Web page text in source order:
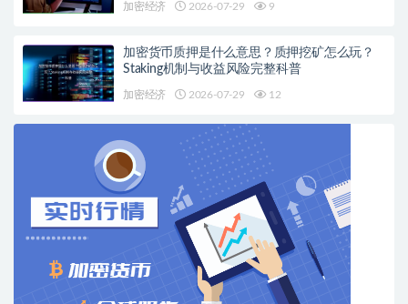
加密经济 2026-07-29 9
加密货币质押是什么意思？质押挖矿怎么玩？
Staking机制与收益风险完整科普
加密经济 2026-07-29 12